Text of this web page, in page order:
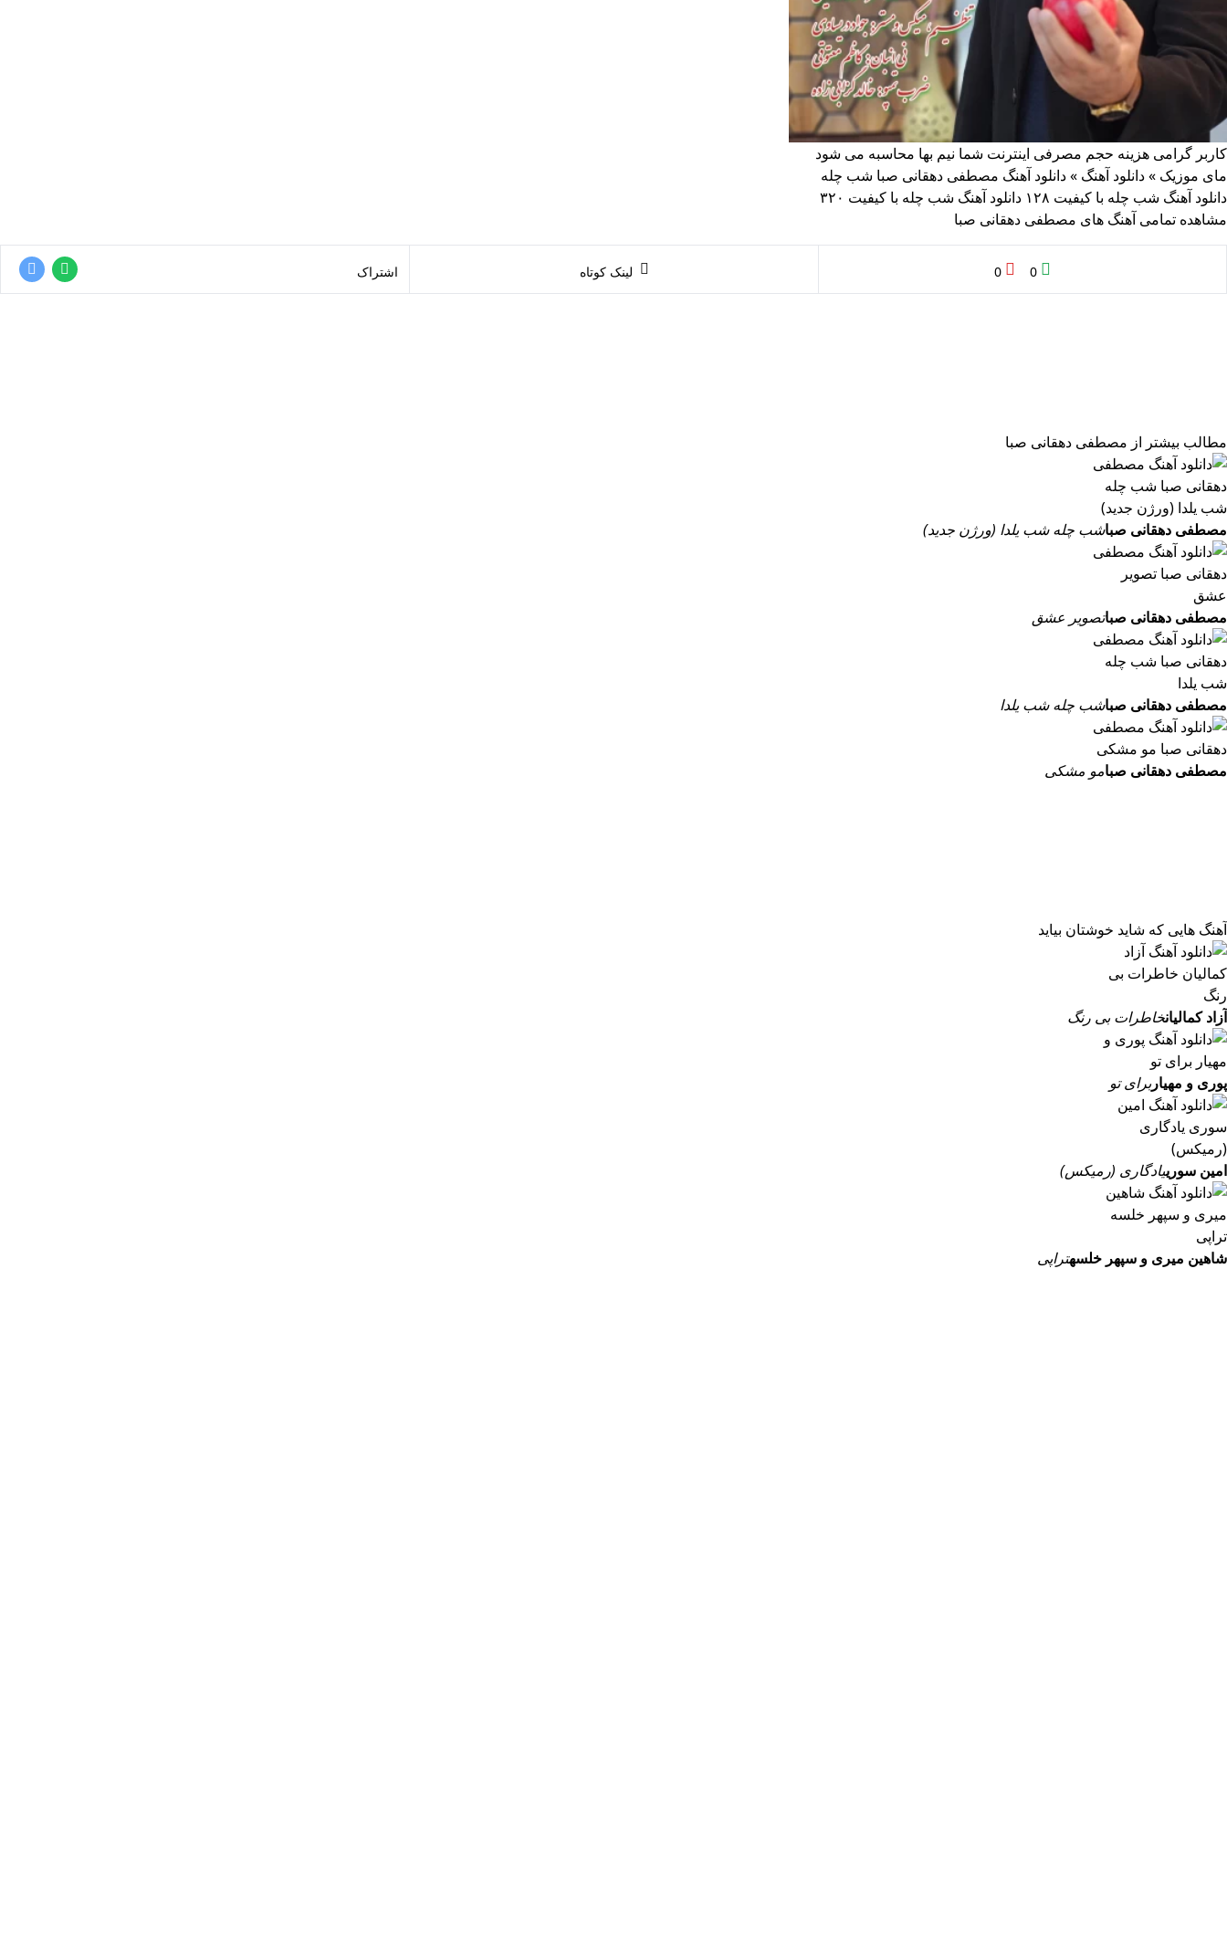
کاربر گرامی هزینه حجم مصرفی اینترنت شما نیم بها محاسبه می شود
مای موزیک »دانلود آهنگ »دانلود آهنگ مصطفی دهقانی صبا شب چله
دانلود آهنگ شب چله با کیفیت ۱۲۸
دانلود آهنگ شب چله با کیفیت ۳۲۰
مشاهده تمامی آهنگ های مصطفی دهقانی صبا
0
0 لینک کوتاه اشتراک
مطالب بیشتر از مصطفی دهقانی صبا
مصطفی دهقانی صباشب چله شب یلدا (ورژن جدید)
مصطفی دهقانی صباتصویر عشق
مصطفی دهقانی صباشب چله شب یلدا
مصطفی دهقانی صبامو مشکی
آهنگ هایی که شاید خوشتان بیاید
آزاد کمالیانخاطرات بی رنگ
پوری و مهیاربرای تو
امین سورییادگاری (رمیکس)
شاهین میری و سپهر خلسهتراپی